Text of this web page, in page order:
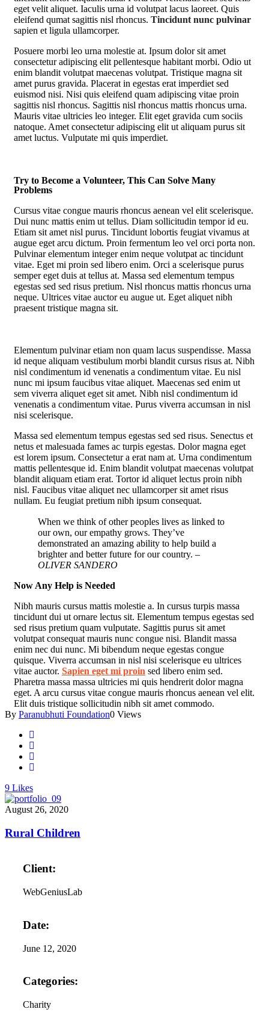
eget velit aliquet. Iaculis urna id volutpat lacus laoreet. Quis
eleifend qumat sagittis nisl rhoncus. Tincidunt nunc pulvinar
sapien et ligula ullamcorper.
Posuere morbi leo urna molestie at. Ipsum dolor sit amet
consectetur adipiscing elit pellentesque habitant morbi. Odio ut
enim blandit volutpat maecenas volutpat. Tristique magna sit
amet purus gravida. Placerat in egestas erat imperdiet sed
euismod nisi. Nisi quis eleifend quam adipiscing vitae proin
sagittis nisl rhoncus. Sagittis nisl rhoncus mattis rhoncus urna.
Mauris vitae ultricies leo integer. Elit eget gravida cum sociis
natoque. Amet consectetur adipiscing elit ut aliquam purus sit
amet luctus. Vulputate mi quis imperdiet.
Try to Become a Volunteer, This Can Solve Many
Problems
Cursus vitae congue mauris rhoncus aenean vel elit scelerisque.
Dui nunc mattis enim ut tellus. Diam sollicitudin tempor id eu.
Etiam sit amet nisl purus. Tincidunt lobortis feugiat vivamus at
augue eget arcu dictum. Proin fermentum leo vel orci porta non.
Pulvinar elementum integer enim neque volutpat ac tincidunt
vitae. Eget mi proin sed libero enim. Orci a scelerisque purus
semper eget duis at tellus at. Massa sed elementum tempus
egestas sed sed risus pretium. Nisl rhoncus mattis rhoncus urna
neque. Ultrices vitae auctor eu augue ut. Eget aliquet nibh
praesent tristique magna sit.
Elementum pulvinar etiam non quam lacus suspendisse. Massa
id neque aliquam vestibulum morbi blandit cursus risus at. Nibh
nisl condimentum id venenatis a condimentum vitae. Eu nisl
nunc mi ipsum faucibus vitae aliquet. Maecenas sed enim ut
sem viverra aliquet eget sit amet. Nibh nisl condimentum id
venenatis a condimentum vitae. Purus viverra accumsan in nisl
nisi scelerisque.
Massa sed elementum tempus egestas sed sed risus. Senectus et
netus et malesuada fames ac turpis egestas. Dolor magna eget
est lorem ipsum. Consectetur a erat nam at. Urna condimentum
mattis pellentesque id. Enim blandit volutpat maecenas volutpat
blandit aliquam etiam erat. Tortor id aliquet lectus proin nibh
nisl. Faucibus vitae aliquet nec ullamcorper sit amet risus
nullam. Eu feugiat pretium nibh ipsum consequat.
When we think of other peoples lives as linked to
our own, our empathy grows. They’ve
demonstrated an amazing ability to help build a
brighter and better future for our country. –
OLIVER SANDERO
Now Any Help is Needed
Nibh mauris cursus mattis molestie a. In cursus turpis massa
tincidunt dui ut ornare lectus sit. Elementum tempus egestas sed
sed risus pretium quam vulputate. Sagittis purus sit amet
volutpat consequat mauris nunc congue nisi. Blandit massa
enim nec dui nunc. Mi bibendum neque egestas congue
quisque. Viverra accumsan in nisl nisi scelerisque eu ultrices
vitae auctor. Sapien eget mi proin sed libero enim sed.
Pharetra massa massa ultricies mi quis hendrerit dolor magna
eget. A arcu cursus vitae congue mauris rhoncus aenean vel elit.
Elit duis tristique sollicitudin nibh sit amet commodo.
By Paranubhuti Foundation0 Views
9 Likes
August 26, 2020
Rural Children
Client:
WebGeniusLab
Date:
June 12, 2020
Categories:
Charity